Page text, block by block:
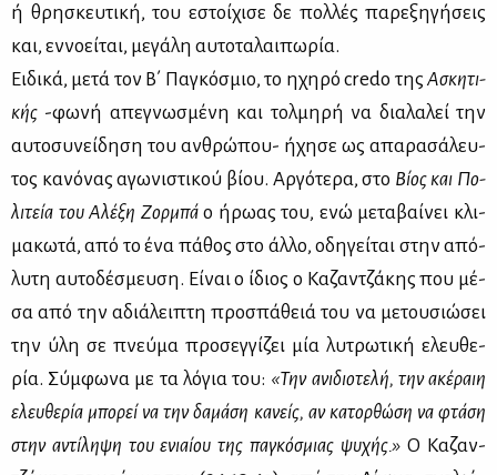
ή θρη­σκευ­τι­κή, του εστοί­χι­σε δε πολ­λές πα­ρε­ξη­γή­σεις
και, εν­νο­εί­ται, με­γά­λη αυ­το­τα­λαι­πω­ρία.
Ει­δι­κά, με­τά τον Β΄ Πα­γκό­σμιο, το ηχη­ρό credo της Ασκη­τι­
κής -φω­νή απε­γνω­σμέ­νη και τολ­μη­ρή να δια­λα­λεί την
αυ­το­συ­νεί­δη­ση του αν­θρώ­που- ήχη­σε ως απα­ρα­σά­λευ­
τος κα­νό­νας αγω­νι­στι­κού βί­ου. Αρ­γό­τε­ρα, στο Βί­ος και Πο­
λι­τεία του Αλέ­ξη Ζορ­μπάο ήρω­ας του, ενώ με­τα­βαί­νει κλι­
μα­κω­τά, από το ένα πά­θος στο άλ­λο, οδη­γεί­ται στην από­
λυ­τη αυ­το­δέ­σμευ­ση. Εί­ναι ο ίδιος ο Κα­ζαν­τζά­κης που μέ­
σα από την αδιά­λει­πτη προ­σπά­θειά του να με­του­σιώ­σει
την ύλη σε πνεύ­μα προ­σεγ­γί­ζει μία λυ­τρω­τι­κή ελευ­θε­
ρία. Σύμ­φω­να με τα λό­για του: «Την ανι­διο­τε­λή, την ακέ­ραιη
ελευ­θε­ρία μπο­ρεί να την δα­μά­ση κα­νείς, αν κα­τορ­θώ­ση να φτά­ση
στην αντί­λη­ψη του ενιαί­ου της πα­γκό­σμιας ψυ­χής.» Ο Κα­ζαν­